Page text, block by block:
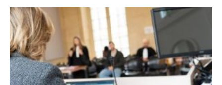
Détachement
en
tribunal
administratif